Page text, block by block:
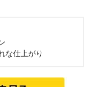
な仕上がり